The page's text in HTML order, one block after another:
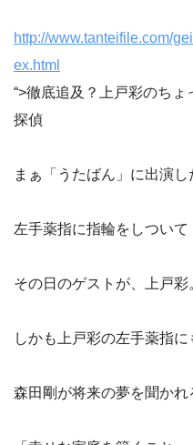
http://www.tanteifile.com/
ex.html
“>徹底追及？上戸彩のち
探偵
まぁ「うたばん」に出演し
左手薬指に指輪をしついて
その日のゲストが、上戸彩
しかも上戸彩の左手薬指
森田剛が将来の夢を聞かれ